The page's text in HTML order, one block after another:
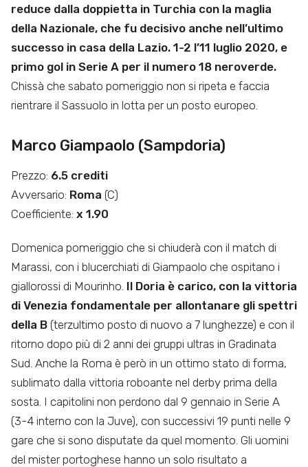
reduce dalla doppietta in Turchia con la maglia
della Nazionale, che fu decisivo anche nell’ultimo
successo in casa della Lazio. 1-2 l’11 luglio 2020, e
primo gol in Serie A per il numero 18 neroverde.
Chissà che sabato pomeriggio non si ripeta e faccia
rientrare il Sassuolo in lotta per un posto europeo.
Marco Giampaolo (Sampdoria)
Prezzo: 6.5 crediti
Avversario: Roma (C)
Coefficiente: x 1.90
Domenica pomeriggio che si chiuderà con il match di
Marassi, con i blucerchiati di Giampaolo che ospitano i
giallorossi di Mourinho. Il Doria è carico, con la vittoria
di Venezia fondamentale per allontanare gli spettri
della B (terzultimo posto di nuovo a 7 lunghezze) e con il
ritorno dopo più di 2 anni dei gruppi ultras in Gradinata
Sud. Anche la Roma è però in un ottimo stato di forma,
sublimato dalla vittoria roboante nel derby prima della
sosta. I capitolini non perdono dal 9 gennaio in Serie A
(3-4 interno con la Juve), con successivi 19 punti nelle 9
gare che si sono disputate da quel momento. Gli uomini
del mister portoghese hanno un solo risultato a